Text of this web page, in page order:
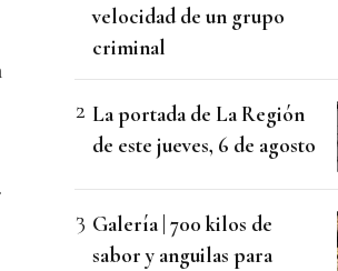
velocidad de un grupo
criminal
La portada de La Región
de este jueves, 6 de agosto
Galería | 700 kilos de
sabor y anguilas para